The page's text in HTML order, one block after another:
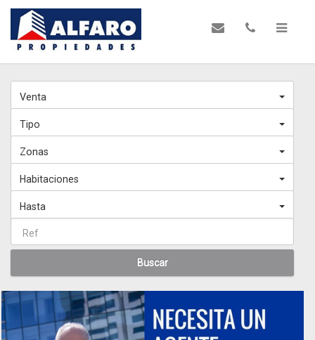
Venta
Tipo
Zonas
Habitaciones
Hasta